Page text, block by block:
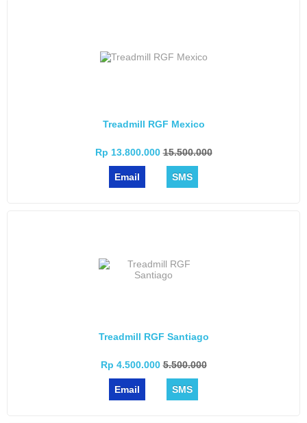
Treadmill RGF Mexico
Rp 13.800.00015.500.000
Email SMS
Treadmill RGF Santiago
Rp 4.500.0005.500.000
Email SMS